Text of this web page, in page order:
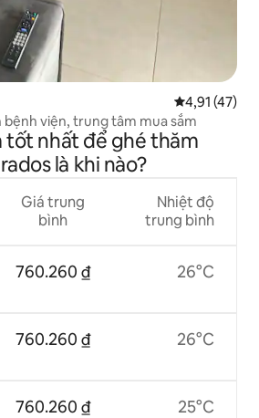
Xếp hạng
4,91 (47)
viện, trung tâm mua sắm
tốt nhất để ghé thăm
là khi nào?
Giá trung
bình
760.260 ₫
760.260 ₫
760.260 ₫
Nhiệt độ
trung bình
26°C
26°C
25°C